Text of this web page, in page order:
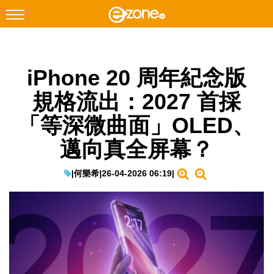
Facebook Instagram
科技焦點
網絡生活
EduTech
IT Times
生成式AI與雲端應用
Enterprise Digital Transformation
iPhone 20 周年紀念版
規格流出：2027 首採
「等深微曲面」OLED、
邁向真全屏幕？
|何樂希|26-04-2026 06:19|